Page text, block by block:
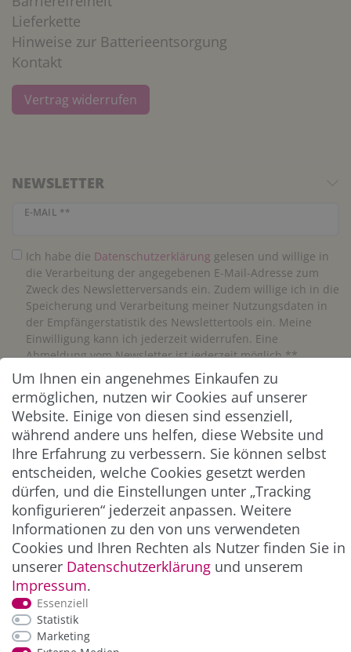
Lieferkette
Hinweise zur Batterieentsorgung
Kontakt
Vertrag widerrufen
NEWSLETTER
E-MAIL **
Newsletter Honig
Ich habe die Daten­schutz­erklärung gelesen und willige in
die Verarbeitung der angegebenen E-Mail-Adresse zum
Zweck des Newsletterversands ein. Zudem willige ich in die
Speicherung und Verarbeitung meiner Nutzungsdaten in
der Empfängerstatistik des Newslettertools ein. Meine
Einwilligung kann ich jederzeit widerrufen. Eine
Abmeldung vom Newsletter ist jederzeit möglich.**
Abonnieren
** Hierbei handelt es sich um ein Pflichtfeld.
ZAHLUNG & VERSAND
*Alle Preise inkl. der gesetzl. MwSt. zzgl.
Um Ihnen ein angenehmes Einkaufen zu
ermöglichen, nutzen wir Cookies auf unserer
Website. Einige von diesen sind essenziell,
während andere uns helfen, diese Website und
Ihre Erfahrung zu verbessern. Sie können selbst
entscheiden, welche Cookies gesetzt werden
dürfen, und die Einstellungen unter „Tracking
konfigurieren“ jederzeit anpassen. Weitere
Informationen zu den von uns verwendeten
Cookies und Ihren Rechten als Nutzer finden Sie in
unserer Daten­schutz­erklärung und unserem
Impressum.
Essenziell
Statistik
Marketing